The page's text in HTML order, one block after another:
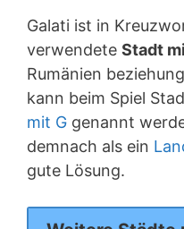
Galati ist in
verwendete Stadt
Rumänien
kann beim Spiel
mit G genannt
demnach als ein
gute Lösung.